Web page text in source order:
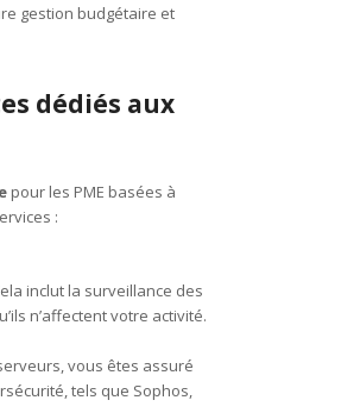
gestion budgétaire et
dédiés aux
pour les PME basées à
:
inclut la surveillance des
n’affectent votre activité.
vous êtes assuré
tels que Sophos,